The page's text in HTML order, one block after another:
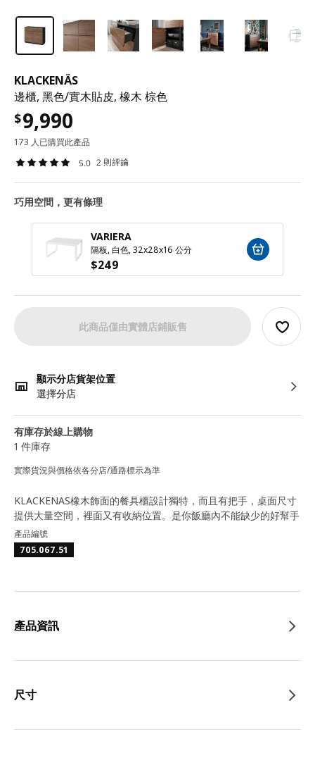
KLACKENÄS
邊櫃, 黑色/實木貼皮, 橡木 棕色
$9,990
173 人已購買此產品
5.0 2 則評論
巧用空間，更有條理
VARIERA
隔板, 白色, 32x28x16 公分
$249
此商品僅由實體店鋪販售
顯示分店貨架位置
選擇分店
有庫存於線上購物
1 件庫存
實際貨況與價格依各分店/通路標示為準
KLACKENAS橡木飾面的餐具櫃設計獨特，而且有把手，桌面尺寸
提供大量空間，裡面又有收納位置。是你飯廳內不能缺少的好幫手
產品編號
705.067.51
產品資訊
尺寸